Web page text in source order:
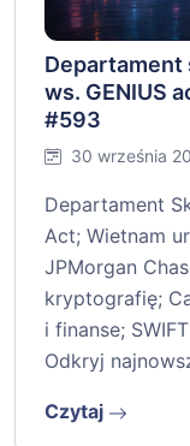
Departament
ws. GENIUS
#593
30 września
Departament
Act; Wietnam
JPMorgan
kryptografię;
i finanse;
Odkryj
Czytaj